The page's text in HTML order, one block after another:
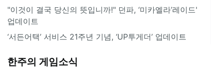
"이것이 결국 당신의 뜻입니까!" 던파, ‘미카엘라’레이드'
업데이트
‘서든어택’ 서비스 21주년 기념, ‘UP투게더’ 업데이트
한주의 게임소식